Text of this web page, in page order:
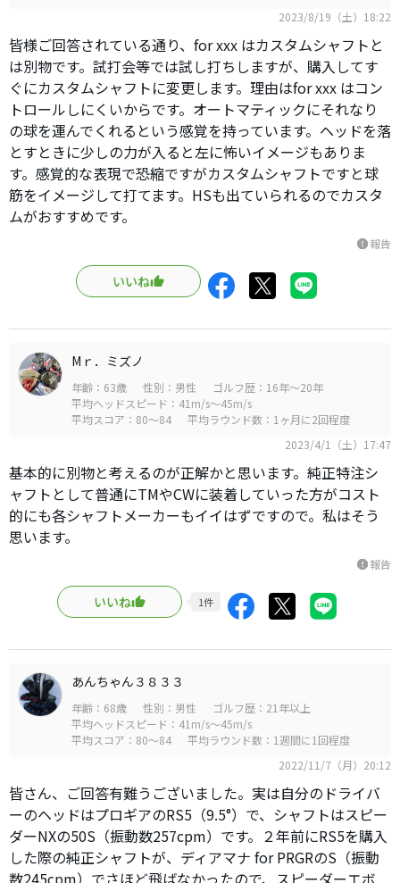
2023/8/19（土）18:22
皆様ご回答されている通り、for xxx はカスタムシャフトと
は別物です。試打会等では試し打ちしますが、購入してす
ぐにカスタムシャフトに変更します。理由はfor xxx はコン
トロールしにくいからです。オートマティックにそれなり
の球を運んでくれるという感覚を持っています。ヘッドを落
とすときに少しの力が入ると左に怖いイメージもありま
す。感覚的な表現で恐縮ですがカスタムシャフトですと球
筋をイメージして打てます。HSも出ていられるのでカスタ
ムがおすすめです。
report報告
いいね
Mｒ．ミズノ
年齢：63歳 性別：男性
ゴルフ歴：16年～20年
平均ヘッドスピード：41m/s～45m/s
平均スコア：80～84
平均ラウンド数：1ヶ月に2回程度
2023/4/1（土）17:47
基本的に別物と考えるのが正解かと思います。純正特注シ
ャフトとして普通にTMやCWに装着していった方がコスト
的にも各シャフトメーカーもイイはずですので。私はそう
思います。
report報告
いいね 1件
あんちゃん３８３３
年齢：68歳 性別：男性
ゴルフ歴：21年以上
平均ヘッドスピード：41m/s～45m/s
平均スコア：80～84
平均ラウンド数：1週間に1回程度
2022/11/7（月）20:12
皆さん、ご回答有難うございました。実は自分のドライバ
ーのヘッドはプロギアのRS5（9.5°）で、シャフトはスピー
ダーNXの50S（振動数257cpm）です。２年前にRS5を購入
した際の純正シャフトが、ディアマナ for PRGRのS（振動
数245cpm）でさほど飛ばなかったので、スピーダーエボ